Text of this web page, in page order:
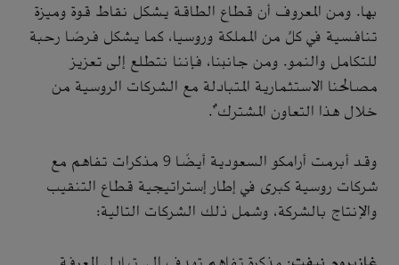
بها. ومن المعروف أن قطاع الطاقة يشكل نقاط قوة وميزة
تنافسية في كلٍّ من المملكة وروسيا، كما يشكل فرصًا رحبة
للتكامل والنمو. ومن جانبنا، فإننا نتطلع إلى تعزيز
مصالحنا الاستثمارية المتبادلة مع الشركات الروسية من
خلال هذا التعاون المشترك".
وقد أبرمت أرامكو السعودية أيضًا 9 مذكرات تفاهم مع
شركات روسية كبرى في إطار إستراتيجية قطاع التنقيب
والإنتاج بالشركة، وشمل ذلك الشركات التالية: